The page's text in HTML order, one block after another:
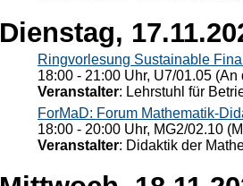
Dienstag,
Ringvorlesung Sustainable
18:00 - 21:00 Uhr, U7/01.05
Veranstalter: Lehrstuhl für
ForMaD: Forum Mathematik-
18:00 - 20:00 Uhr, MG2/02.10
Veranstalter: Didaktik der